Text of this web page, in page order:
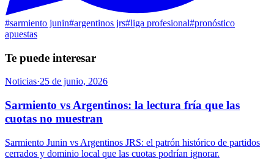
#sarmiento junin#argentinos jrs#liga profesional#pronóstico
apuestas
Te puede interesar
Noticias·25 de junio, 2026
Sarmiento vs Argentinos: la lectura fría que las
cuotas no muestran
Sarmiento Junin vs Argentinos JRS: el patrón histórico de partidos
cerrados y dominio local que las cuotas podrían ignorar.